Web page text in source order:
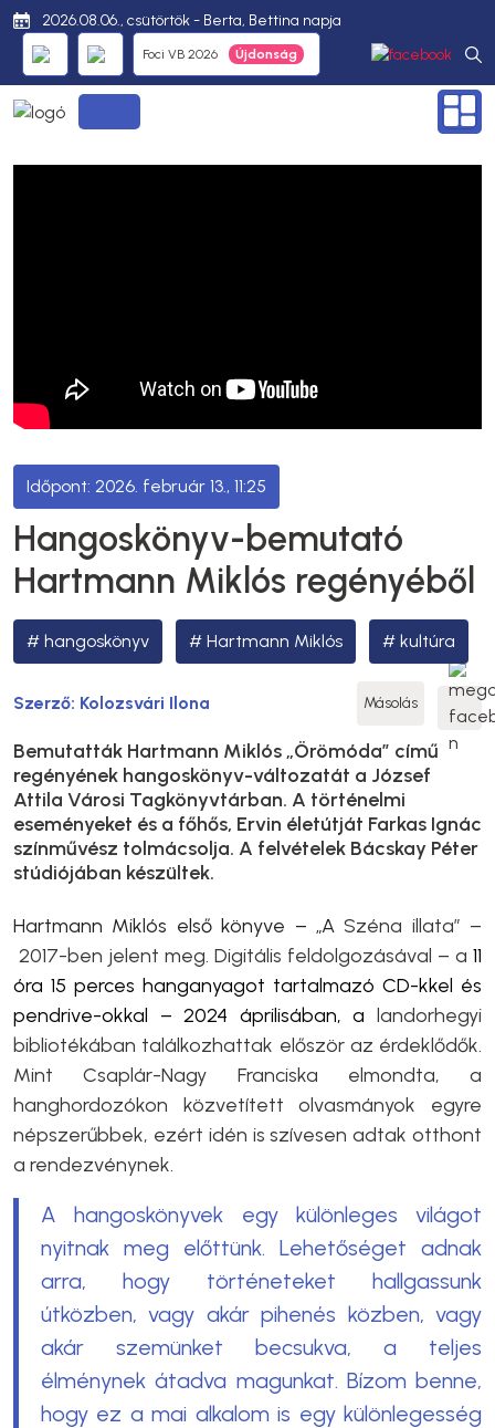
2026.08.06., csütörtök - Berta, Bettina napja
Foci VB 2026
2026. február 13., 11:25
Hangoskönyv-bemutató
Hartmann Miklós regényéből
hangoskönyv Hartmann Miklós kultúra
Szerző: Kolozsvári Ilona Másolás
Bemutatták Hartmann Miklós „Örömóda” című
regényének hangoskönyv-változatát a József
Attila Városi Tagkönyvtárban. A történelmi
eseményeket és a főhős, Ervin életútját Farkas Ignác
színművész tolmácsolja. A felvételek Bácskay Péter
stúdiójában készültek.
Hartmann Miklós első könyve – „ASzéna illata” –
2017-ben jelent meg. Digitális feldolgozásával – a 11
óra 15 perces hanganyagot tartalmazó CD-kkel és
pendrive-okkal – 2024 áprilisában, a landorhegyi
bibliotékában találkozhattak először az érdeklődők.
Mint Csaplár-Nagy Franciska elmondta, a
hanghordozókon közvetített olvasmányok egyre
népszerűbbek, ezért idén is szívesen adtak otthont
a rendezvénynek.
A hangoskönyvek egy különleges világot
nyitnak meg előttünk. Lehetőséget adnak
arra, hogy történeteket hallgassunk
útközben, vagy akár pihenés közben, vagy
akár szemünket becsukva, a teljes
élménynek átadva magunkat. Bízom benne,
hogy ez a mai alkalom is egy különlegesség